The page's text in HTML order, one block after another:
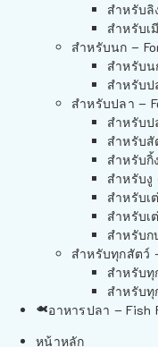
สำหรับลิ
สำหรับเ
สำหรับนก –
สำหรับน
สำหรับป
สำหรับปลา –
สำหรับป
สำหรับสั
สำหรับกิ้
สำหรับงู
สำหรับเ
สำหรับเ
สำหรับก
สำหรับทุกสัตว์
สำหรับ
สำหรับ
อาหารปลา – Fish
หน้าหลัก